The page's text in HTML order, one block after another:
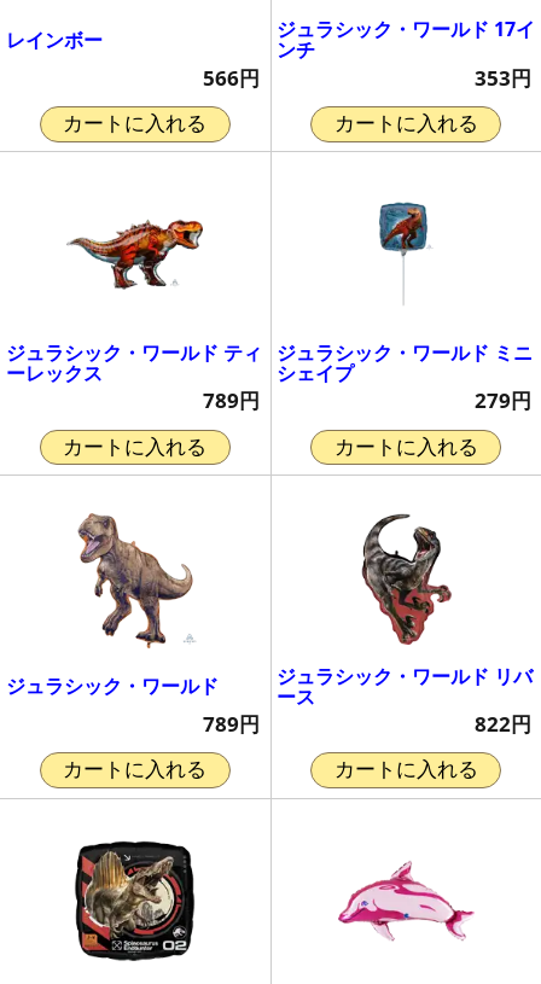
レインボー
566円
カートに入れる
ジュラシック・ワールド 17イ
ンチ
353円
カートに入れる
ジュラシック・ワールド ティ
ーレックス
789円
カートに入れる
ジュラシック・ワールド ミニ
シェイプ
279円
カートに入れる
ジュラシック・ワールド
789円
カートに入れる
ジュラシック・ワールド リバ
ース
822円
カートに入れる